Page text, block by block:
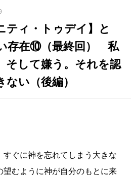
ティ・トゥデイ】と
存在⑩（最終回） 私
そして嫌う。それを認
い（後編）
ぐに神を忘れてしまう大きな
望むように神が自分のもとに来